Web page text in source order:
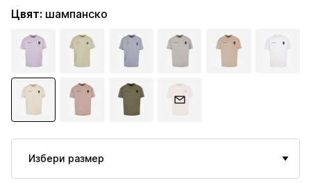
Цвят: шампанско
Избери размер